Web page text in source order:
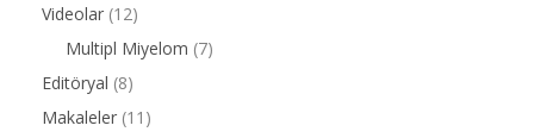
Videolar (12)
Multipl Miyelom (7)
Editöryal (8)
Makaleler (11)